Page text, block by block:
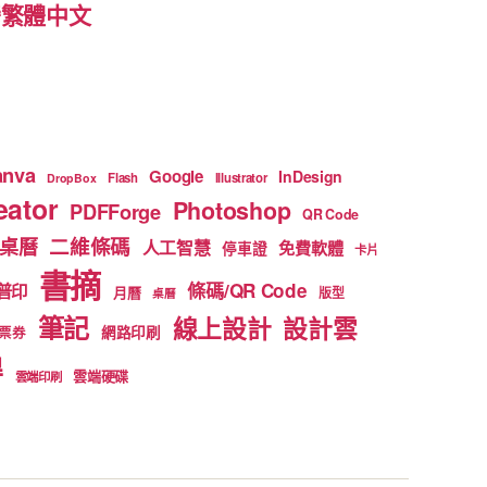
體中文
DropBox Flash Google Illustrator InDesign
PDFForge Photoshop QR Code
曆 二維條碼 人工智慧 停車證 免費軟體 卡片
印 書摘 月曆 桌曆 條碼/QR Code 版型
券 筆記 網路印刷 線上設計 設計雲
雲端印刷 雲端硬碟